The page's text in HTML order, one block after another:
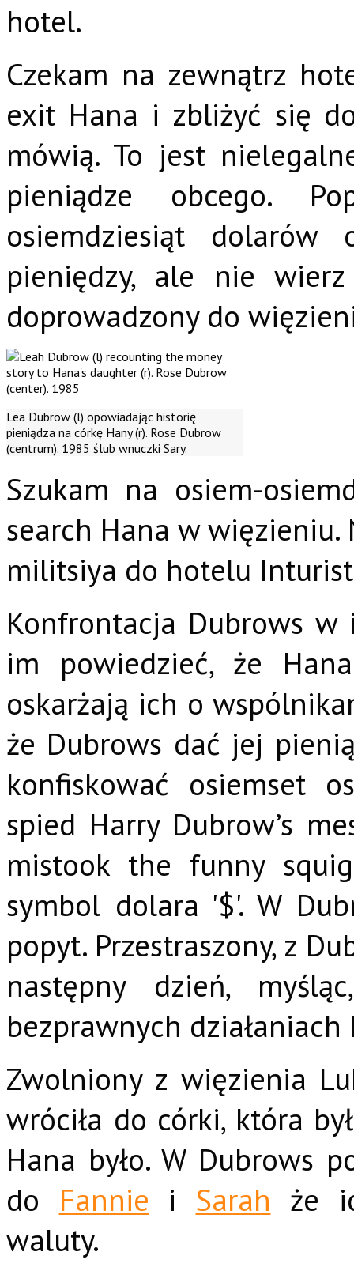
hotel.
Czekam na zewnątrz
exit Hana i zbliżyć się
mówią. To jest
pieniądze obcego.
osiemdziesiąt
pieniędzy, ale nie
doprowadzony do
Lea Dubrow (l) opowiadając historię
pieniądza na córkę Hany (r). Rose Dubrow
(centrum). 1985 ślub wnuczki Sary.
Szukam na osiem-
search Hana w
militsiya do hotelu
Konfrontacja Dubrows
im powiedzieć, że
oskarżają ich o
że Dubrows dać jej
konfiskować osiemset
spied Harry Dubrow’s
mistook the funny
symbol dolara '$'. W
popyt. Przestraszony, z
następny dzień,
bezprawnych
Zwolniony z więzienia
wróciła do córki, która
Hana było. W Dubrows
do Fannie i Sarah że
waluty.